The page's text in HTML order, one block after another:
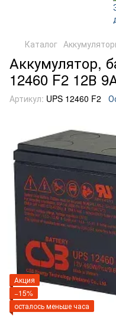
Каталог
Аккумулятор,
12460 F2 12В
Артикул: UPS 12460 F2
Акция
−15%
осталось меньше часа